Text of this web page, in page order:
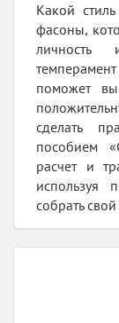
Какой
фасоны,
личность
поможет
сделать
пособием
расчет и
используя
собрать